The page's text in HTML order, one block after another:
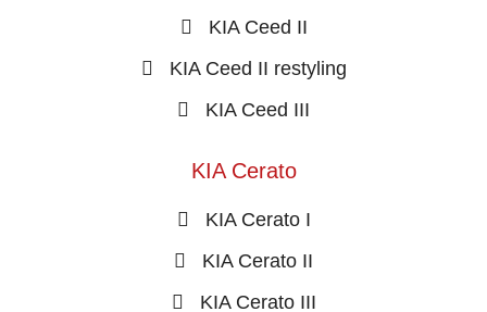
KIA Ceed II
KIA Ceed II restyling
KIA Ceed III
KIA Cerato
KIA Cerato I
KIA Cerato II
KIA Cerato III